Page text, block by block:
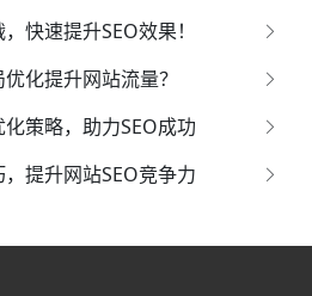
快速提升SEO效果！
化提升网站流量？
策略，助力SEO成功
提升网站SEO竞争力